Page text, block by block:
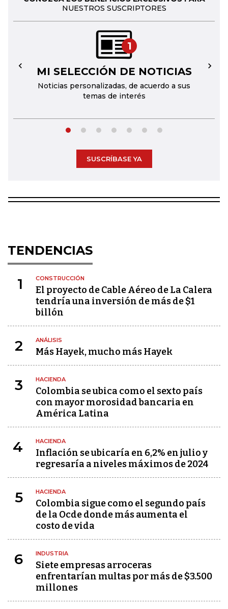
NUESTROS SUSCRIPTORES
1
MI SELECCIÓN DE NOTICIAS
Noticias personalizadas, de acuerdo a sus
temas de interés
← →
SUSCRÍBASE YA
TENDENCIAS
1 CONSTRUCCIÓN
El proyecto de Cable Aéreo de La Calera
tendría una inversión de más de $1
billón
2 ANÁLISIS
Más Hayek, mucho más Hayek
3 HACIENDA
Colombia se ubica como el sexto país
con mayor morosidad bancaria en
América Latina
4 HACIENDA
Inflación se ubicaría en 6,2% en julio y
regresaría a niveles máximos de 2024
5 HACIENDA
Colombia sigue como el segundo país
de la Ocde donde más aumenta el
costo de vida
6 INDUSTRIA
Siete empresas arroceras
enfrentarían multas por más de $3.500
millones